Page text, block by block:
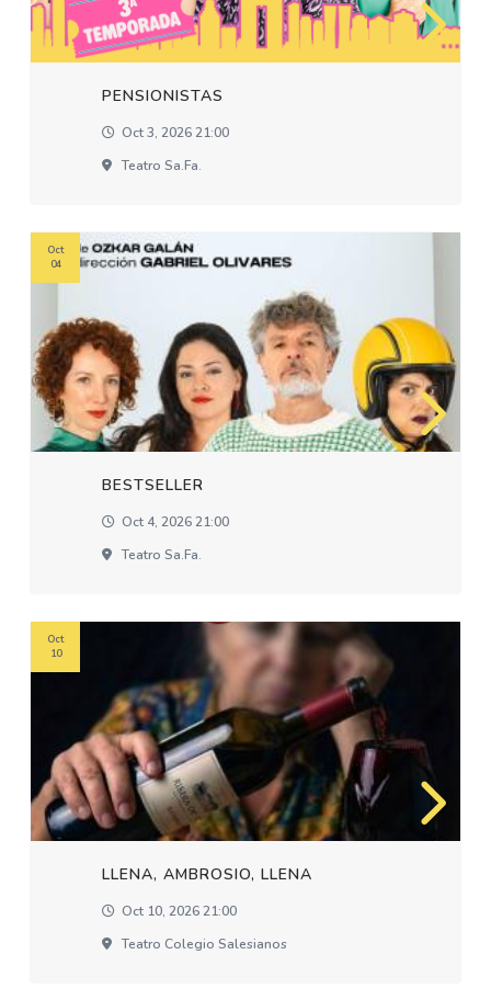
PENSIONISTAS
Oct 3, 2026 21:00
Teatro Sa.fa.
BESTSELLER
Oct 4, 2026 21:00
Teatro Sa.fa.
Oct
04
LLENA, AMBROSIO, LLENA
Oct 10, 2026 21:00
Teatro Colegio Salesianos
Oct
10